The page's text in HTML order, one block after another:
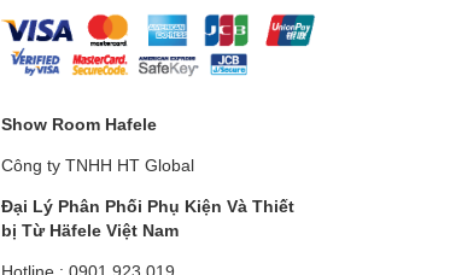
Show Room Hafele
Công ty TNHH HT Global
Đại Lý Phân Phối Phụ Kiện Và Thiết
bị Từ Häfele Việt Nam